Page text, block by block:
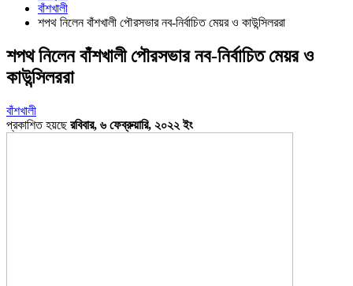
বাঁশখালী
শপথ নিলেন বাঁশখালী পৌরসভার নব-নির্বাচিত মেয়র ও কাউন্সিলররা
শপথ নিলেন বাঁশখালী পৌরসভার নব-নির্বাচিত মেয়র ও
কাউন্সিলররা
বাঁশখালী
প্রকাশিত হয়ছেরবিবার, ৬ ফেব্রুয়ারি, ২০২২ ইং